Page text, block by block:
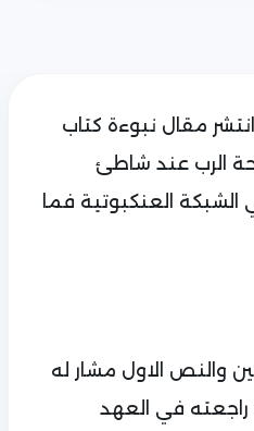
مقال نبوءة كتاب
الرب عند شاطئ
العنكبوتية فما
والنص الاول مشار له
راجعته في العهد